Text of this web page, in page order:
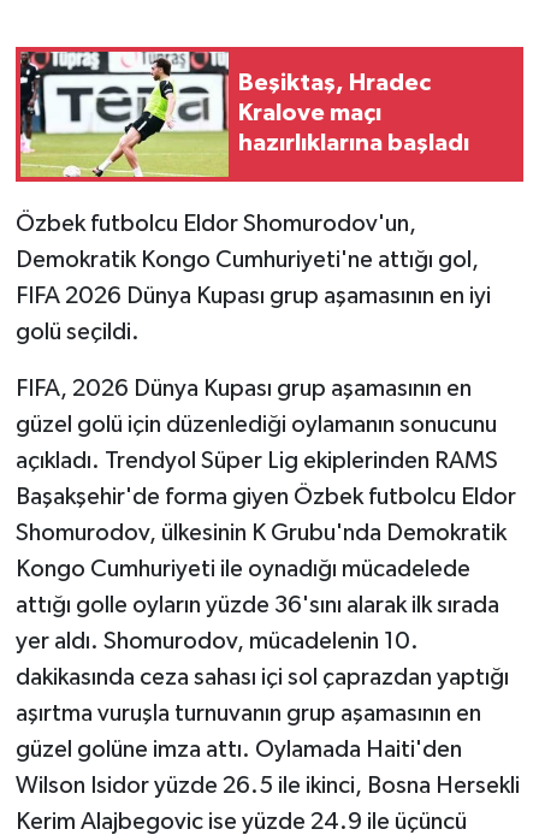
Beşiktaş, Hradec
Kralove maçı
hazırlıklarına başladı
Özbek futbolcu Eldor Shomurodov'un,
Demokratik Kongo Cumhuriyeti'ne attığı gol,
FIFA 2026 Dünya Kupası grup aşamasının en iyi
golü seçildi.
FIFA, 2026 Dünya Kupası grup aşamasının en
güzel golü için düzenlediği oylamanın sonucunu
açıkladı. Trendyol Süper Lig ekiplerinden RAMS
Başakşehir'de forma giyen Özbek futbolcu Eldor
Shomurodov, ülkesinin K Grubu'nda Demokratik
Kongo Cumhuriyeti ile oynadığı mücadelede
attığı golle oyların yüzde 36'sını alarak ilk sırada
yer aldı. Shomurodov, mücadelenin 10.
dakikasında ceza sahası içi sol çaprazdan yaptığı
aşırtma vuruşla turnuvanın grup aşamasının en
güzel golüne imza attı. Oylamada Haiti'den
Wilson Isidor yüzde 26.5 ile ikinci, Bosna Hersekli
Kerim Alajbegovic ise yüzde 24.9 ile üçüncü
GENEL
GÜNDEM
Güvenlik
İNSAN
Jandarma
Kadın
KÜLTÜR SANAT
MAGAZİN
Otomobil
POLİTİKA
Sağlık